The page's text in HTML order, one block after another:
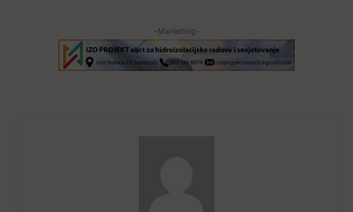
-Marketing-